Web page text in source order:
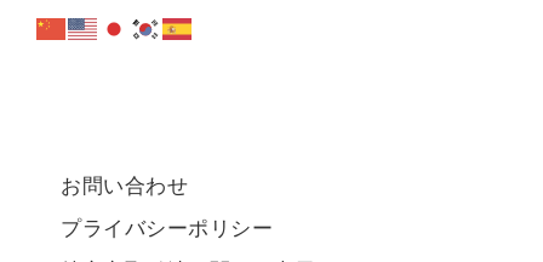
お問い合わせ
プライバシーポリシー